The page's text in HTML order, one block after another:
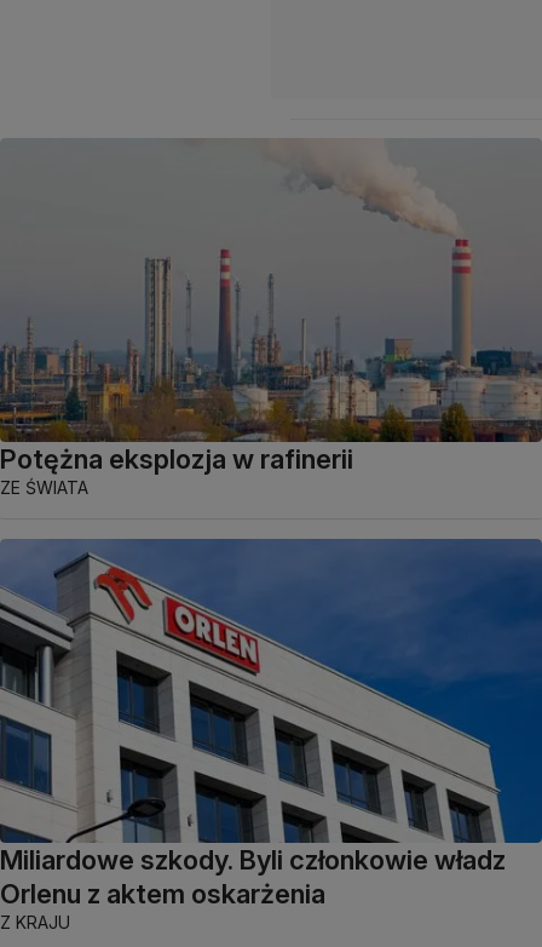
Potężna eksplozja w rafinerii
ZE ŚWIATA
Miliardowe szkody. Byli członkowie władz
Orlenu z aktem oskarżenia
Z KRAJU